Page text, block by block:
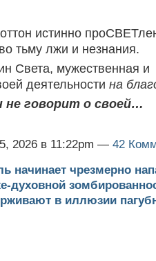
истинно
тьму лжи и незнания.
Света, мужественная и
деятельности на
не говорит о своей…
2026 в 11:22pm — 42
начинает чрезмерно
духовной
в иллюзии